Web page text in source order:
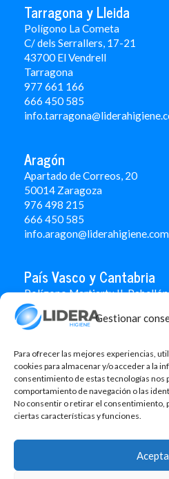
Gestionar
Para ofrecer las mejores experiencias,
cookies para almacenar y/o acceder a la
consentimiento de estas tecnologías nos
comportamiento de navegación o las
No consentir o retirar el consentimiento,
ciertas características y funciones.
Tarragona y Lleida
Polígono La Cometa
C/ dels Serrallers, 17-21
43700 El Vendrell
Tarragona
977 661 166
666 450 585
Aragón
Apartado de Correos, 20
50014 Zaragoza
976 498 215
666 450 585
info.aragon@liderahigiene.com
País Vasco y Cantabria
Polígono Martiartu II.
48480 Arrigorriaga
Bizkaia
666 451 184
Linked In